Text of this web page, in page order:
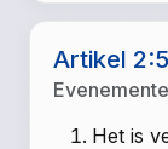
Artikel 2:5
Het is